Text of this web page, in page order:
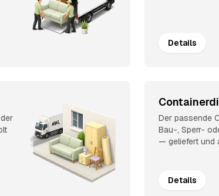
Details
Der passende
Bau-, Sperr-
— geliefert und
Details